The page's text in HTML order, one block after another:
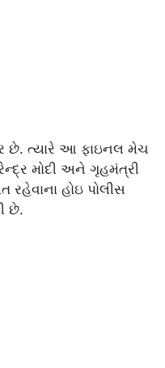
છે. ત્યારે આ ફાઇનલ મેચ
મોદી અને ગૃહમંત્રી
હોઇ પોલીસ
છે.